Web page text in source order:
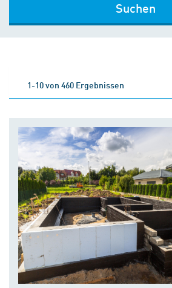
Suchen
1-10 von 460 Ergebnissen